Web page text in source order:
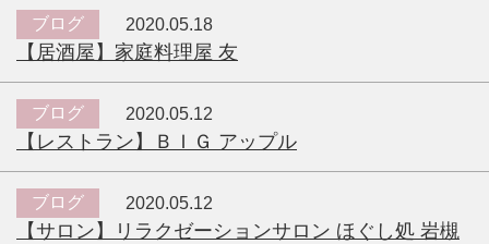
ブログ 2020.05.18
【居酒屋】家庭料理屋 友
ブログ 2020.05.12
【レストラン】ＢＩＧ アップル
ブログ 2020.05.12
【サロン】リラクゼーションサロン ほぐし処 岩槻